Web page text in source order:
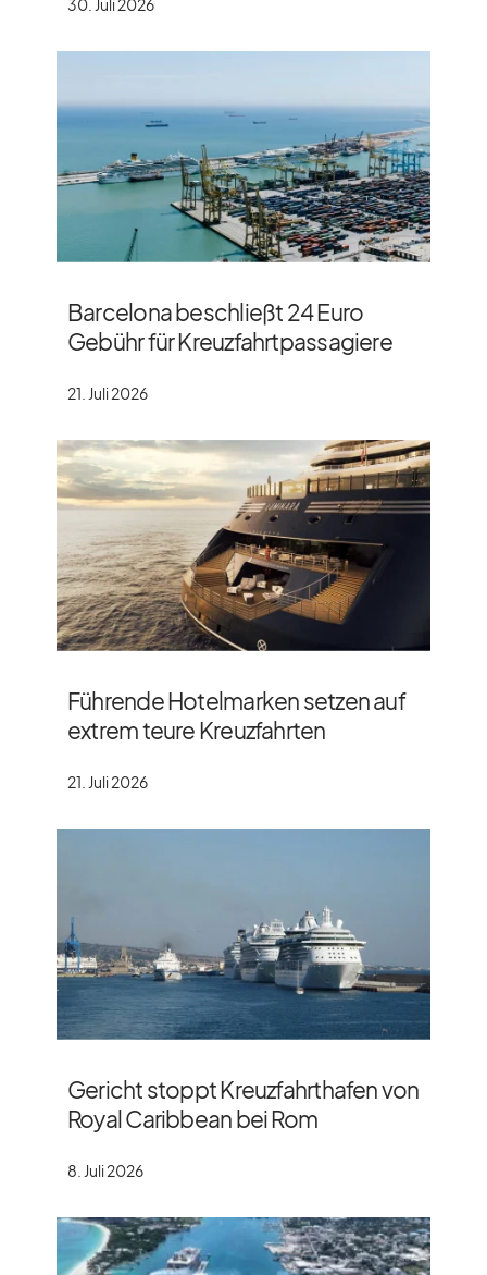
30. Juli 2026
Barcelona beschließt 24 Euro
Gebühr für Kreuzfahrtpassagiere
21. Juli 2026
Führende Hotelmarken setzen auf
extrem teure Kreuzfahrten
21. Juli 2026
Gericht stoppt Kreuzfahrthafen von
Royal Caribbean bei Rom
8. Juli 2026